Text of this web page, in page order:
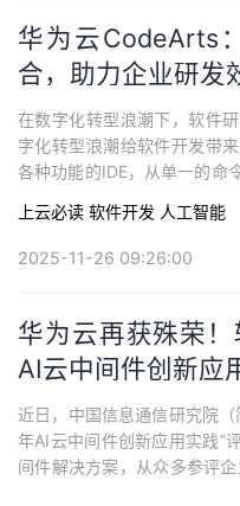
华为云CodeArts
合，助力企业研发
在数字化转型浪潮下，软件
字化转型浪潮给软件开发带
各种功能的IDE，从单一的命
人工智能正以前所未有的深
型代表，华为云CodeArts软
上云必读 软件开发 人工智能
2025-11-26 09:26:00
华为云再获殊荣
AI云中间件创新应
近日，中国信息通信研究院
年AI云中间件创新应用实践”
间件解决方案，从众多参评